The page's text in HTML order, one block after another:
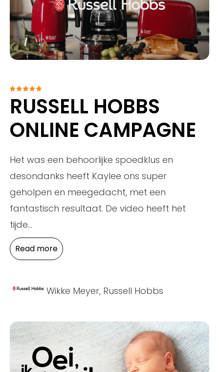
RUSSELL HOBBS
ONLINE CAMPAGNE
Het was een behoorlijke spoedklus en
desondanks heeft Kaylee ons super
geholpen en meegedacht, met een
fantastisch resultaat. De video heeft het
tijde...
Read more
Wikke Meyer, Russell Hobbs